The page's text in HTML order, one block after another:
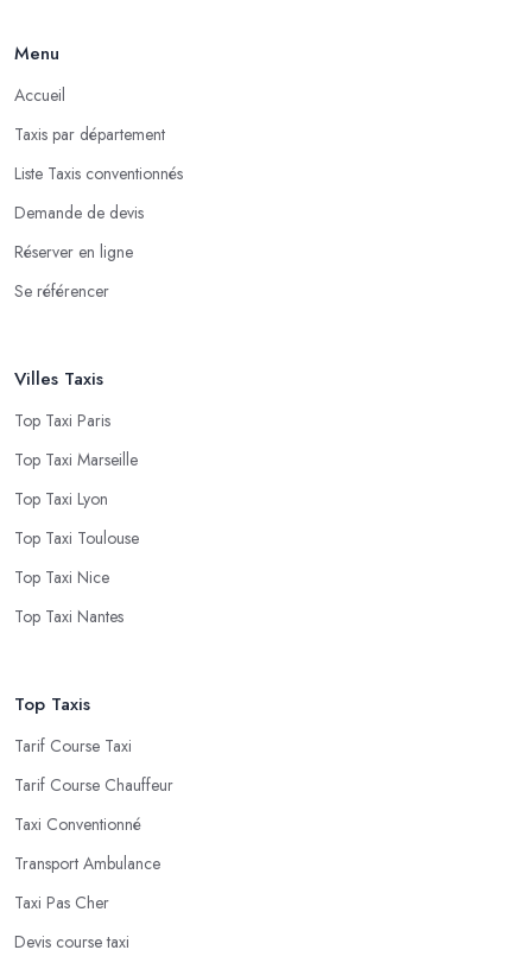
Menu
Accueil
Taxis par département
Liste Taxis conventionnés
Demande de devis
Réserver en ligne
Se référencer
Villes Taxis
Top Taxi Paris
Top Taxi Marseille
Top Taxi Lyon
Top Taxi Toulouse
Top Taxi Nice
Top Taxi Nantes
Top Taxis
Tarif Course Taxi
Tarif Course Chauffeur
Taxi Conventionné
Transport Ambulance
Taxi Pas Cher
Devis course taxi